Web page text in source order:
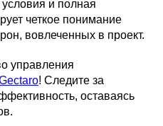
и полная
четкое понимание
вовлеченных в проект.
управления
! Следите за
оставаясь